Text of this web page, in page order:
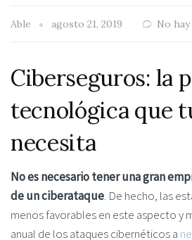
Able agosto 21, 2019 No
Ciberseguros: la
tecnológica que
necesita
No es necesario tener una gran
de un ciberataque. De hecho, las
menos favorables en este aspecto y
anual de los ataques cibernéticos a